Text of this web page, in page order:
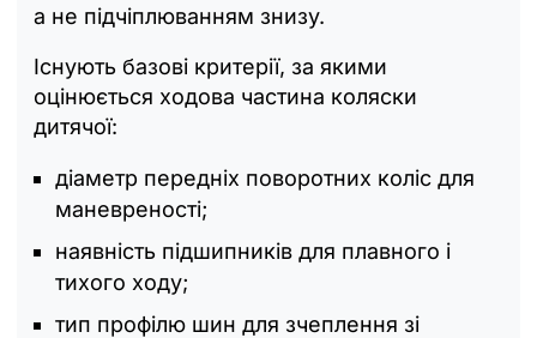
а не підчіплюванням знизу.
Існують базові критерії, за якими
оцінюється ходова частина коляски
дитячої:
діаметр передніх поворотних коліс для
маневреності;
наявність підшипників для плавного і
тихого ходу;
тип профілю шин для зчеплення зі